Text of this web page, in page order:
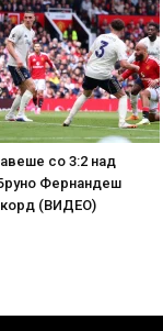
со 3:2 над
Фернандеш
(ВИДЕО)